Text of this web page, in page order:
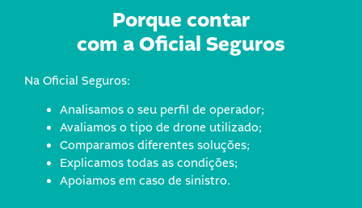
Porque contar
com a Oficial Seguros
Na Oficial Seguros:
Analisamos o seu perfil de operador;
Avaliamos o tipo de drone utilizado;
Comparamos diferentes soluções;
Explicamos todas as condições;
Apoiamos em caso de sinistro.